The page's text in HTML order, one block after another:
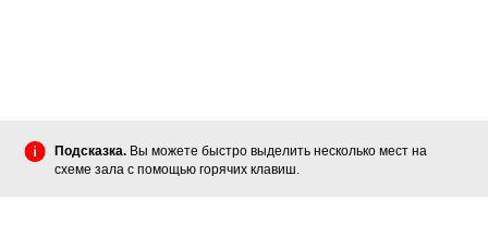
Подсказка. Вы можете быстро выделить несколько мест на
схеме зала с помощью горячих клавиш.